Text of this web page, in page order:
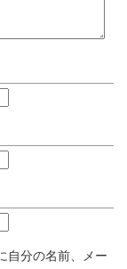
自分の名前、メー